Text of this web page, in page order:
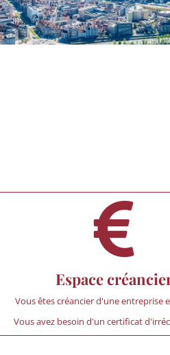
Espace
Vous êtes créancier d'une entreprise
Vous avez besoin d'un certificat